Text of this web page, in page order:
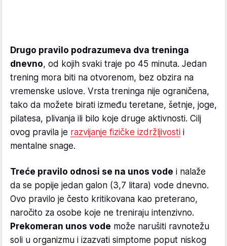
Drugo pravilo podrazumeva dva treninga
dnevno, od kojih svaki traje po 45 minuta. Jedan
trening mora biti na otvorenom, bez obzira na
vremenske uslove. Vrsta treninga nije ograničena,
tako da možete birati između teretane, šetnje, joge,
pilatesa, plivanja ili bilo koje druge aktivnosti. Cilj
ovog pravila je razvijanje fizičke izdržljivosti i
mentalne snage.
Treće pravilo odnosi se na unos vode i nalaže
da se popije jedan galon (3,7 litara) vode dnevno.
Ovo pravilo je često kritikovana kao preterano,
naročito za osobe koje ne treniraju intenzivno.
Prekomeran unos vode može narušiti ravnotežu
soli u organizmu i izazvati simptome poput niskog